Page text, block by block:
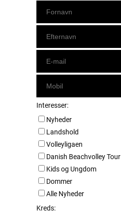
Interesser:
Nyheder
Landshold
Volleyligaen
Danish Beachvolley Tour
Kids og Ungdom
Dommer
Alle Nyheder
Kreds: